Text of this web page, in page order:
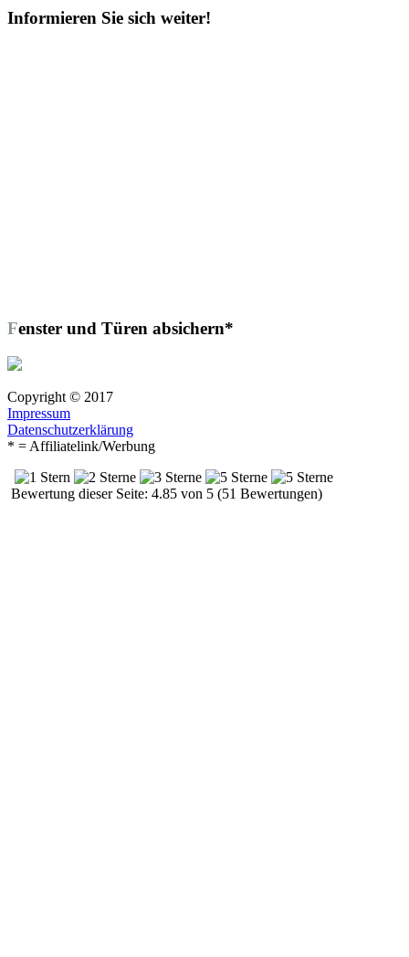
Informieren Sie sich weiter!
Fenster und Türen absichern*
Copyright © 2017
Impressum
Datenschutzerklärung
* = Affiliatelink/Werbung
Bewertung dieser Seite: 4.85 von 5 (51 Bewertungen)